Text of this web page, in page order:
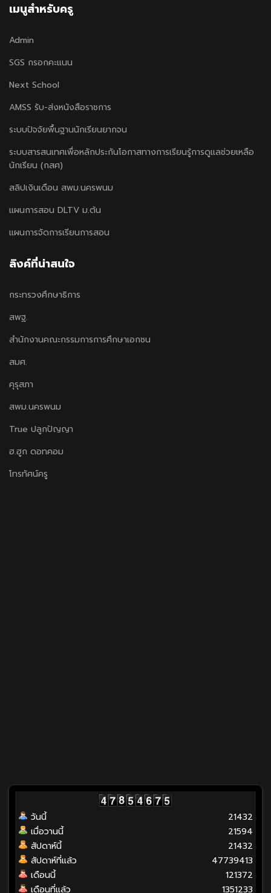
เมนูสำหรับครู
Admin
SGS กรอกคะแนน
Next School
AMSS รับ-ส่งหนังสือราชการ
ระบบปัจจัยพื้นฐานนักเรียนยากจน
ระบบสารสนเทศเพื่อหลักประกันโอกาสทางการเรียนรู้การดูแลช่วยเหลือ
นักเรียน (กสศ)
สลิปเงินเดือน สพม.นครพนม
แผนการสอน DLTV ม.ต้น
แผนการจัดการเรียนการสอน
ลิงค์ที่น่าสนใจ
กระทรวงศึกษาธิการ
สพฐ.
สำนักงานคณะกรรมการการศึกษาเอกชน
สมศ.
คุรุสภา
สพม.นครพนม
True ปลูกปัญญา
ฮ.ฮูก ดอทคอม
โทรทัศน์ครู
วันนี้
เมื่อวานนี้
สัปดาห์นี้
สัปดาห์ที่แล้ว
เดือนนี้
เดือนที่แล้ว
21432
21594
21432
47739413
121372
1351233